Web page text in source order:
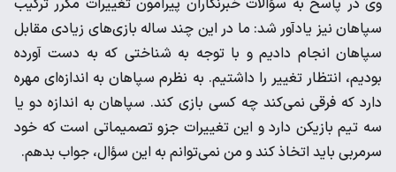
وی در پاسخ به سؤالات خبرنگاران پیرامون تغییرات مکرر ترکیب
سپاهان نیز یادآور شد: ما در این چند ساله بازی‌های زیادی مقابل
سپاهان انجام دادیم و با توجه به شناختی که به دست آورده
بودیم، انتظار تغییر را داشتیم. به نظرم سپاهان به اندازه‌ای مهره
دارد که فرقی نمی‌کند چه کسی بازی کند. سپاهان به اندازه دو یا
سه تیم بازیکن دارد و این تغییرات جزو تصمیماتی است که خود
سرمربی باید اتخاذ کند و من نمی‌توانم به این سؤال، جواب بدهم.